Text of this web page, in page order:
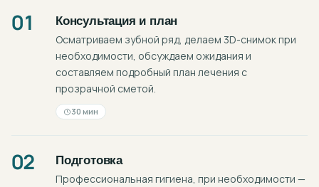
01 Консультация и план
Осматриваем зубной ряд, делаем 3D-снимок при
необходимости, обсуждаем ожидания и
составляем подробный план лечения с
прозрачной сметой.
30 мин
02 Подготовка
Профессиональная гигиена, при необходимости —